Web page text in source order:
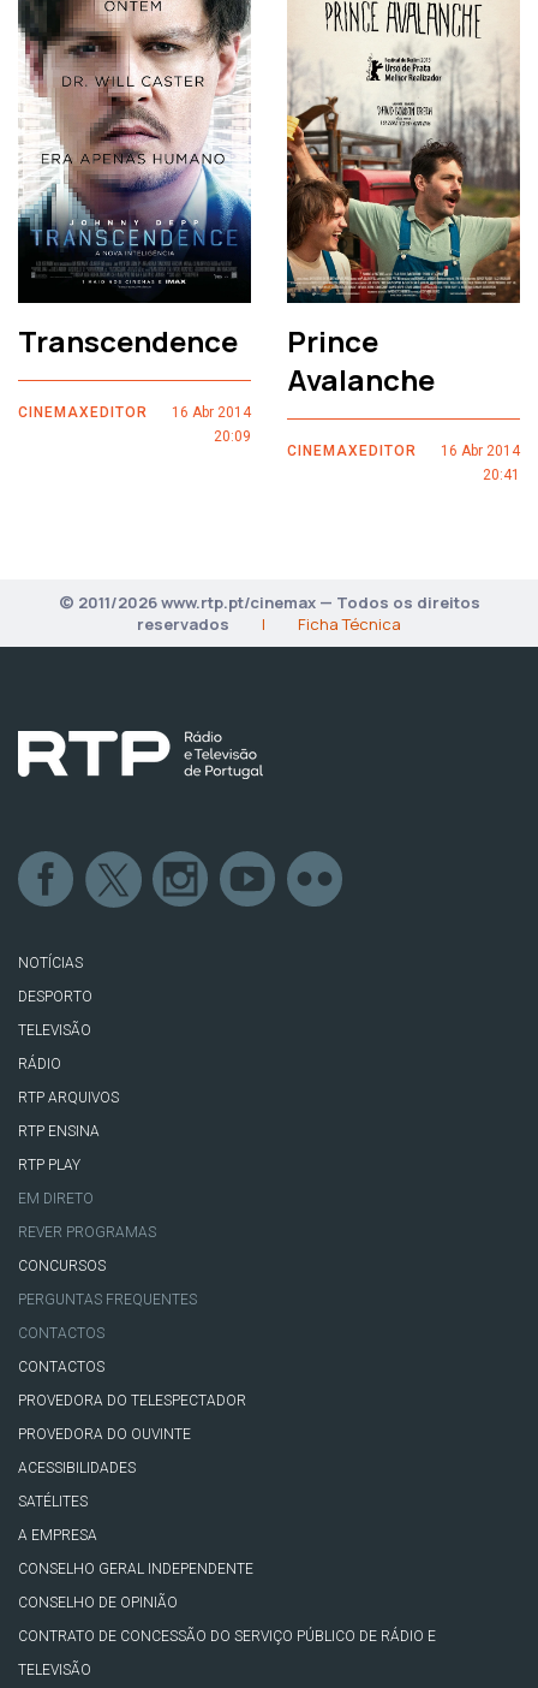
Transcendence
CINEMAXEDITOR
16 Abr 2014
20:09
Prince
Avalanche
CINEMAXEDITOR
16 Abr 2014
20:41
© 2011/2026 www.rtp.pt/cinemax — Todos os direitos
reservados
| Ficha Técnica
NOTÍCIAS
DESPORTO
TELEVISÃO
RÁDIO
RTP ARQUIVOS
RTP ENSINA
RTP PLAY
EM DIRETO
REVER PROGRAMAS
CONCURSOS
PERGUNTAS FREQUENTES
CONTACTOS
CONTACTOS
PROVEDORA DO TELESPECTADOR
PROVEDORA DO OUVINTE
ACESSIBILIDADES
SATÉLITES
A EMPRESA
CONSELHO GERAL INDEPENDENTE
CONSELHO DE OPINIÃO
CONTRATO DE CONCESSÃO DO SERVIÇO PÚBLICO DE RÁDIO E
TELEVISÃO